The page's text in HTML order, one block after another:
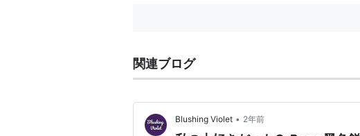
関連ブログ
Blushing Violet • 2年前